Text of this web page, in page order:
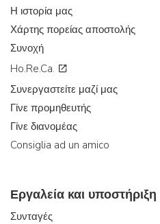
Η ιστορία μας
Χάρτης πορείας αποστολής
Συνοχή
Ho.Re.Ca.
Συνεργαστείτε μαζί μας
Γίνε προμηθευτής
Γίνε διανομέας
Consiglia ad un amico
Εργαλεία και υποστήριξη
Συνταγές